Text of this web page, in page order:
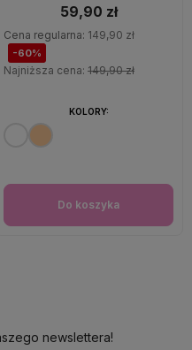
59,90 zł
Cena regularna: 149,90 zł
-60%
Najniższa cena: 149,90 zł
Do koszyka
KOLORY:
newslettera!